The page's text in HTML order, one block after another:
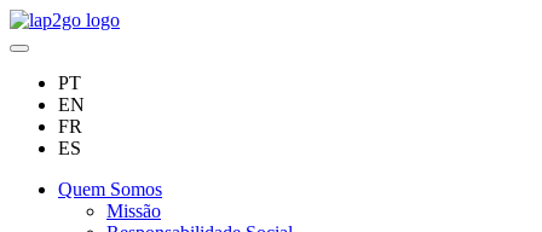
PT
EN
FR
ES
Quem Somos
Missão